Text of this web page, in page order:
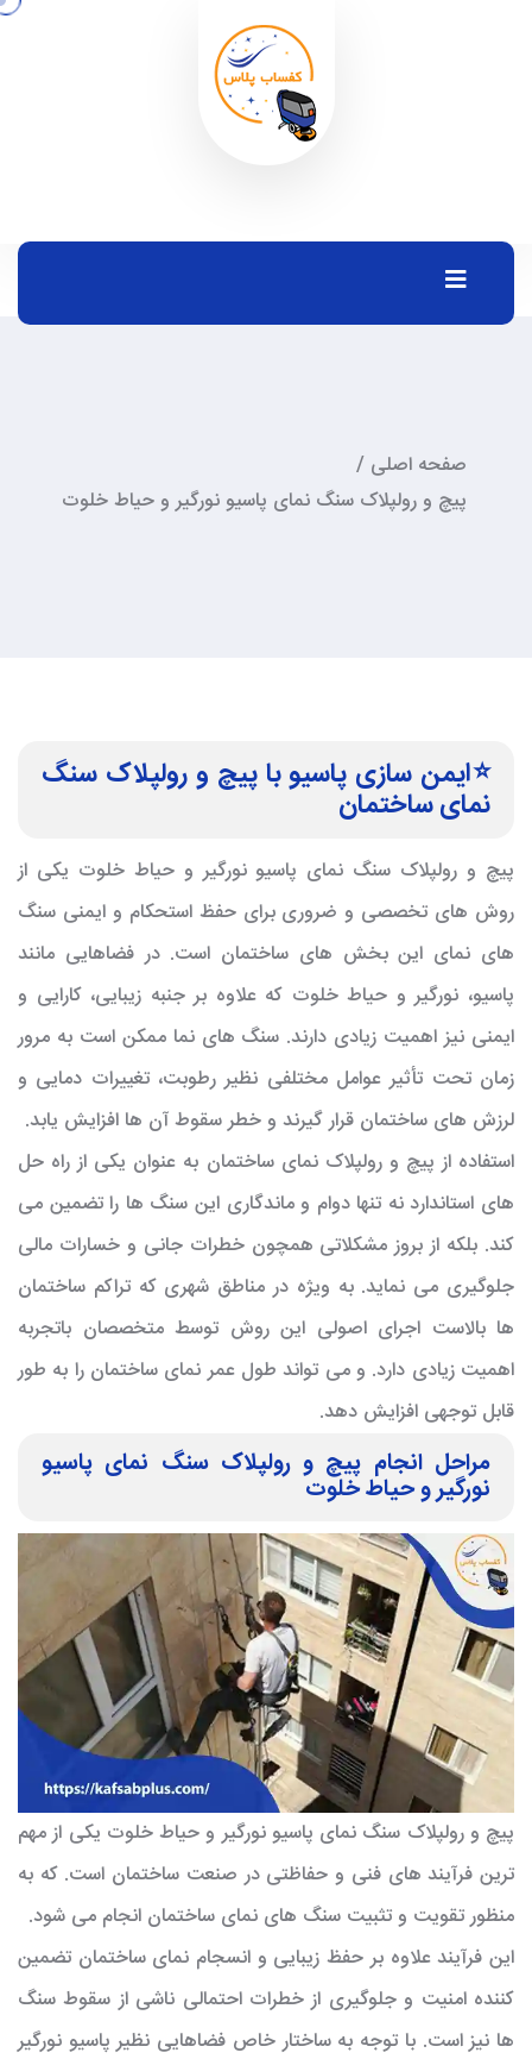
صفحه اصلی /
پیچ و رولپلاک سنگ نمای پاسیو نورگیر و حیاط خلوت
⭐️ایمن سازی پاسیو با پیچ و رولپلاک سنگ
نمای ساختمان
پیچ و رولپلاک سنگ نمای پاسیو نورگیر و حیاط خلوت یکی از
روش های تخصصی و ضروری برای حفظ استحکام و ایمنی سنگ
های نمای این بخش های ساختمان است. در فضاهایی مانند
پاسیو، نورگیر و حیاط خلوت که علاوه بر جنبه زیبایی، کارایی و
ایمنی نیز اهمیت زیادی دارند. سنگ های نما ممکن است به مرور
زمان تحت تأثیر عوامل مختلفی نظیر رطوبت، تغییرات دمایی و
لرزش های ساختمان قرار گیرند و خطر سقوط آن ها افزایش یابد.
استفاده ازپیچ و رولپلاک نمای ساختمان به عنوان یکی از راه حل
های استاندارد نه تنها دوام و ماندگاری این سنگ ها را تضمین می
کند. بلکه از بروز مشکلاتی همچون خطرات جانی و خسارات مالی
جلوگیری می نماید. به ویژه در مناطق شهری که تراکم ساختمان
ها بالاست اجرای اصولی این روش توسط متخصصان باتجربه
اهمیت زیادی دارد. و می تواند طول عمر نمای ساختمان را به طور
قابل توجهی افزایش دهد.
مراحل انجام پیچ و رولپلاک سنگ نمای پاسیو
نورگیر و حیاط خلوت
پیچ و رولپلاک سنگ نمای پاسیو نورگیر و حیاط خلوت یکی از مهم
ترین فرآیند های فنی و حفاظتی در صنعت ساختمان است. که به
منظور تقویت و تثبیت سنگ های نمای ساختمان انجام می شود.
این فرآیند علاوه بر حفظ زیبایی و انسجام نمای ساختمان تضمین
کننده امنیت و جلوگیری از خطرات احتمالی ناشی از سقوط سنگ
ها نیز است. با توجه به ساختار خاص فضاهایی نظیر پاسیو نورگیر